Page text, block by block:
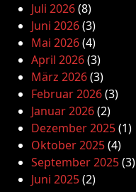
Juli 2026(8)
Juni 2026(3)
Mai 2026(4)
April 2026(3)
März 2026(3)
Februar 2026(3)
Januar 2026(2)
Dezember 2025(1)
Oktober 2025(4)
September 2025(3)
Juni 2025(2)